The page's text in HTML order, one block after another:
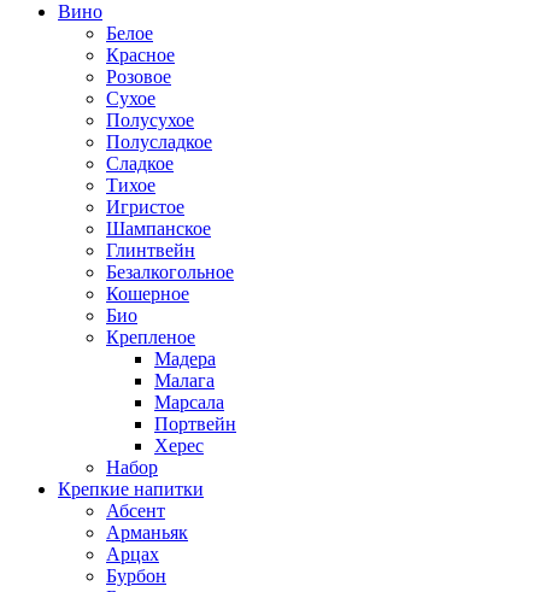
Вино
Белое
Красное
Розовое
Сухое
Полусухое
Полусладкое
Сладкое
Тихое
Игристое
Шампанское
Глинтвейн
Безалкогольное
Кошерное
Био
Крепленое
Мадера
Малага
Марсала
Портвейн
Херес
Набор
Крепкие напитки
Абсент
Арманьяк
Арцах
Бурбон